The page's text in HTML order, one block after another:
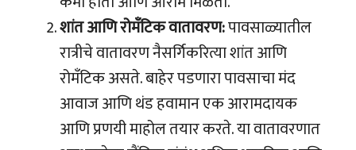
शांत आणि रोमँटिक वातावरण:पावसाळ्यातील
रात्रीचे वातावरण नैसर्गिकरित्या शांत आणि
रोमँटिक असते. बाहेर पडणारा पावसाचा मंद
आवाज आणि थंड हवामान एक आरामदायक
आणि प्रणयी माहोल तयार करते. या वातावरणात